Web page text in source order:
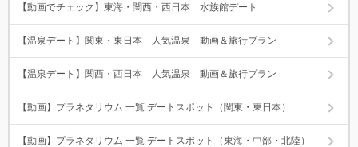
【動画でチェック】東海・関西・西日本 水族館デート
【温泉デート】関東・東日本 人気温泉 動画＆旅行プラン
【温泉デート】関西・西日本 人気温泉 動画＆旅行プラン
【動画】プラネタリウム 一覧 デートスポット（関東・東日本）
【動画】プラネタリウム 一覧 デートスポット（東海・中部・北陸）